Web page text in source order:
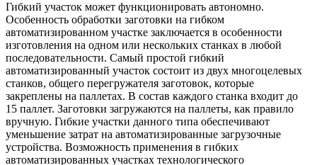
Гибкий участок может функционировать автономно.
Особенность обработки заготовки на гибком
автоматизированном участке заключается в особенности
изготовления на одном или нескольких станках в любой
последовательности. Самый простой гибкий
автоматизированный участок состоит из двух многоцелевых
станков, общего перегружателя заготовок, которые
закреплены на паллетах. В состав каждого станка входит до
15 паллет. Заготовки загружаются на паллеты, как правило
вручную. Гибкие участки данного типа обеспечивают
уменьшение затрат на автоматизированные загрузочные
устройства. Возможность применения в гибких
автоматизированных участках технологического